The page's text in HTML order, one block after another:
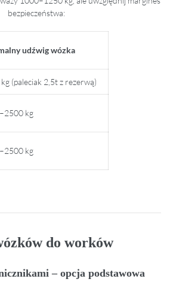
bezpieczeństwa:
udźwig wózka
(paleciak 2,5t z rezerwą)
kg
kg
do worków
– opcja podstawowa